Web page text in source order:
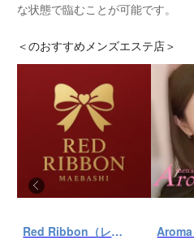
な状態で臨むことが可能です。
＜のおすすめメンズエステ店＞
Red Ribbon（レッドリボン）前橋